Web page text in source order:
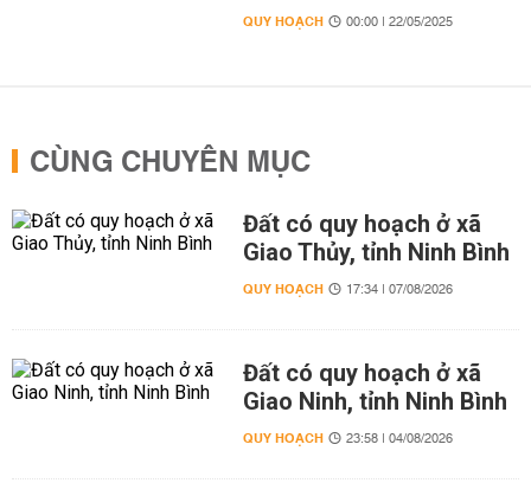
QUY HOẠCH 00:00 | 22/05/2025
CÙNG CHUYÊN MỤC
Đất có quy hoạch ở xã
Giao Thủy, tỉnh Ninh Bình
QUY HOẠCH 17:34 | 07/08/2026
Đất có quy hoạch ở xã
Giao Ninh, tỉnh Ninh Bình
QUY HOẠCH 23:58 | 04/08/2026